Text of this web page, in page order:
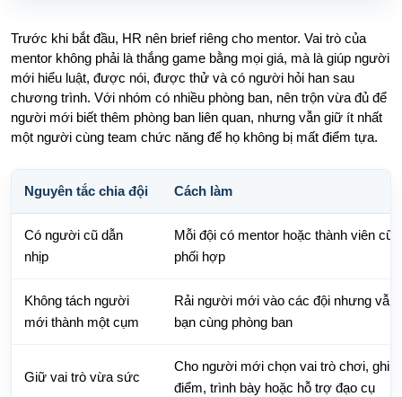
Trước khi bắt đầu, HR nên brief riêng cho mentor. Vai trò của
mentor không phải là thắng game bằng mọi giá, mà là giúp người
mới hiểu luật, được nói, được thử và có người hỏi han sau
chương trình. Với nhóm có nhiều phòng ban, nên trộn vừa đủ để
người mới biết thêm phòng ban liên quan, nhưng vẫn giữ ít nhất
một người cùng team chức năng để họ không bị mất điểm tựa.
Nguyên tắc chia đội Cách làm
Có người cũ dẫn
nhịp
Mỗi đội có mentor hoặc thành viên cũ
phối hợp
Không tách người
mới thành một cụm
Rải người mới vào các đội nhưng vẫn
bạn cùng phòng ban
Giữ vai trò vừa sức
Cho người mới chọn vai trò chơi, ghi
điểm, trình bày hoặc hỗ trợ đạo cụ